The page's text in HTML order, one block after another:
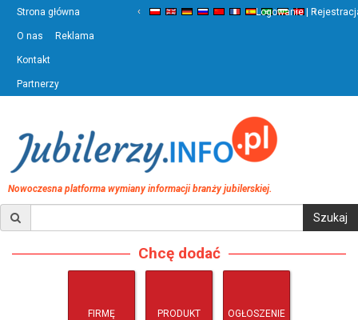
Strona główna
O nas Reklama
Kontakt
Partnerzy
‹ ›
Logowanie |
Nowoczesna platforma wymiany informacji branży jubilerskiej.
Chcę dodać
FIRMĘ PRODUKT OGŁOSZENIE